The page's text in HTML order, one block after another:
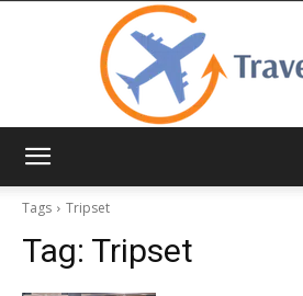
Tags
Tripset
Tag: Tripset